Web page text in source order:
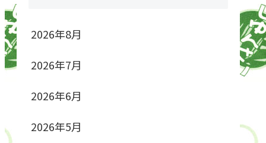
2026年8月
2026年7月
2026年6月
2026年5月